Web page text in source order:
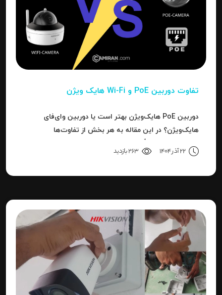
تفاوت دوربین PoE و Wi-Fi هایک‌ ویژن
دوربین PoE هایک‌ویژن بهتر است یا دوربین وای‌فای
هایک‌ویژن؟ در این مقاله به هر بخش از تفاوت‌ها
بهترین انتخاب است.
22 آذر 1404 263 بازدید